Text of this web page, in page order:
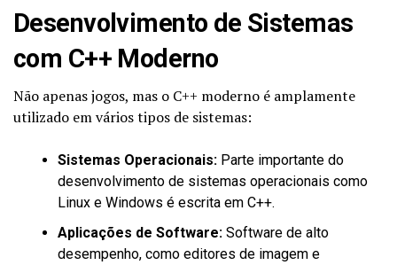
Desenvolvimento de Sistemas
com C++ Moderno
Não apenas jogos, mas o C++ moderno é amplamente
utilizado em vários tipos de sistemas:
Sistemas Operacionais: Parte importante do
desenvolvimento de sistemas operacionais como
Linux e Windows é escrita em C++.
Aplicações de Software: Software de alto
desempenho, como editores de imagem e